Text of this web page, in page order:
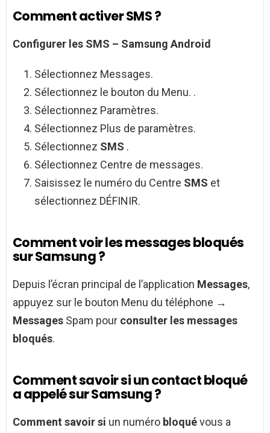
Comment activer SMS ?
Configurer les SMS – Samsung Android
Sélectionnez Messages.
Sélectionnez le bouton du Menu. .
Sélectionnez Paramètres.
Sélectionnez Plus de paramètres.
Sélectionnez SMS .
Sélectionnez Centre de messages.
Saisissez le numéro du Centre SMS et
sélectionnez DÉFINIR.
Comment voir les messages bloqués
sur Samsung ?
Depuis l’écran principal de l’application Messages,
appuyez sur le bouton Menu du téléphone →
Messages Spam pour consulter les messages
bloqués.
Comment savoir si un contact bloqué
a appelé sur Samsung ?
Comment savoir si un numéro bloquévous a